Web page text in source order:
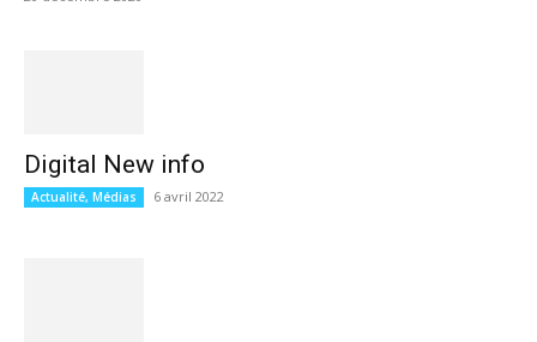
Digital New info
Actualité, Médias 6 avril 2022